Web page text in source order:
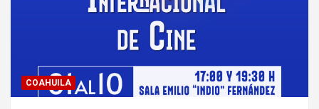
COAHUILA